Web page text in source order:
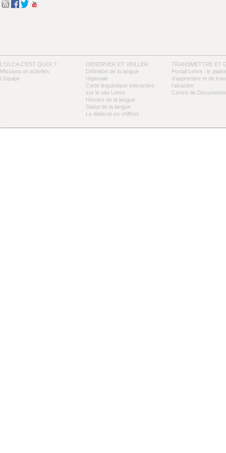
L'OLCA C'EST QUOI ?
Missions et activités
L’équipe
OBSERVER ET VEILLER
Définition de la langue
régionale
Carte linguistique interactive
sur le site Lehre
Histoire de la langue
Statut de la langue
Le dialecte en chiffres
TRANSMETTRE ET
Portail Lehre : le plaisir
d’apprendre et de
l’alsacien
Centre de